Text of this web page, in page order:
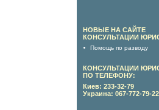
НОВЫЕ НА САЙТЕ
КОНСУЛЬТАЦИИ
Помощь по разводу
КОНСУЛЬТАЦИИ
ПО ТЕЛЕФОНУ:
Киев: 233-32-79
Украина: 067-772-79-22